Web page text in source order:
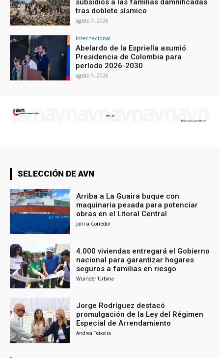
subsidios a las familias damnificadas
tras doblete sísmico
agosto 7, 2026
Internacional
Abelardo de la Espriella asumió
Presidencia de Colombia para
período 2026-2030
agosto 7, 2026
SELECCIÓN DE AVN
Arriba a La Guaira buque con
maquinaria pesada para potenciar
obras en el Litoral Central
Janna Corredor
4.000 viviendas entregará el Gobierno
nacional para garantizar hogares
seguros a familias en riesgo
Wuinder Urbina
Jorge Rodríguez destacó
promulgación de la Ley del Régimen
Especial de Arrendamiento
Andrea Teixeira